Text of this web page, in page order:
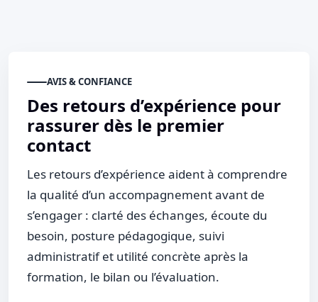
AVIS & CONFIANCE
Des retours d’expérience pour
rassurer dès le premier
contact
Les retours d’expérience aident à comprendre
la qualité d’un accompagnement avant de
s’engager : clarté des échanges, écoute du
besoin, posture pédagogique, suivi
administratif et utilité concrète après la
formation, le bilan ou l’évaluation.